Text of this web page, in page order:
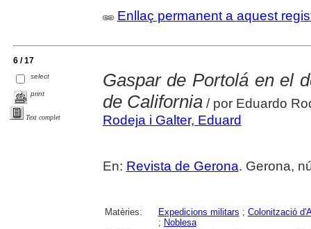
Enllaç permanent a aquest
6 / 17
select
print
Text complet
Gaspar de Portolá en el
de California/ por Eduardo
Rodeja i Galter, Eduard
En: Revista de Gerona. Gerona,
Matèries: Expedicions militars ; Colonització
; Noblesa